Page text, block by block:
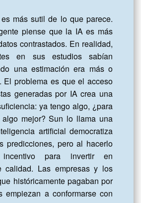
más sutil de lo que parece.
piense que la IA es más
contrastados. En realidad,
en sus estudios sabían
una estimación era más o
El problema es que el acceso
generadas por IA crea una
ya tengo algo, ¿para
mejor? Sun lo llama una
artificial democratiza
predicciones, pero al hacerlo
para invertir en
calidad. Las empresas y los
históricamente pagaban por
empiezan a conformarse con